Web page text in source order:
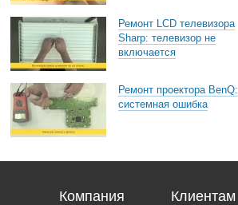
Ремонт LCD телевизора
Sharp: телевизор не
включается
Ремонт проектора BenQ:
системная ошибка
Компания Клиентам